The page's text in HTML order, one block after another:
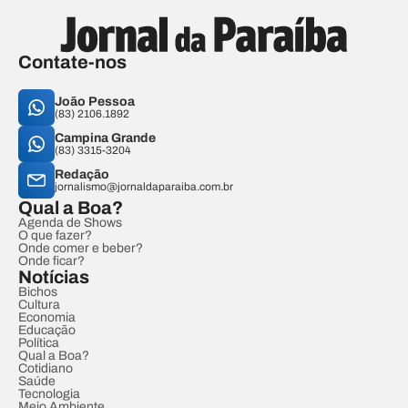
Contate-nos
João Pessoa
(83) 2106.1892
Campina Grande
(83) 3315-3204
Redação
jornalismo@jornaldaparaiba.com.br
Qual a Boa?
Agenda de Shows
O que fazer?
Onde comer e beber?
Onde ficar?
Notícias
Bichos
Cultura
Economia
Educação
Política
Qual a Boa?
Cotidiano
Saúde
Tecnologia